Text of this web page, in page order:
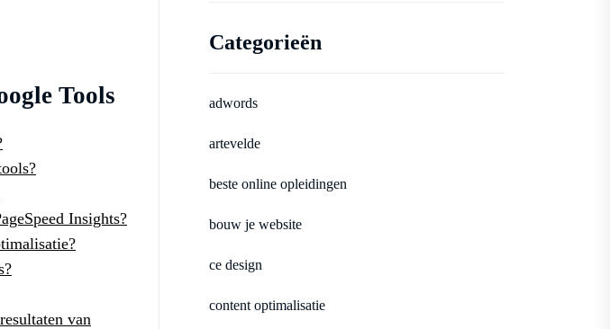
Tools
Insights?
van
Categorieën
adwords
artevelde
beste online opleidingen
bouw je website
ce design
content optimalisatie